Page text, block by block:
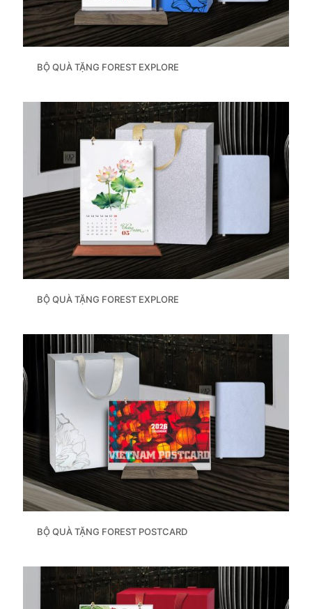
BỘ QUÀ TẶNG FOREST EXPLORE
BỘ QUÀ TẶNG FOREST EXPLORE
BỘ QUÀ TẶNG FOREST POSTCARD